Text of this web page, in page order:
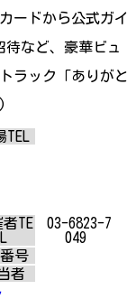
ードから公式ガイ
待など、豪華ビュ
ラック「ありがと
TE
03-6823-7
049
番号
者